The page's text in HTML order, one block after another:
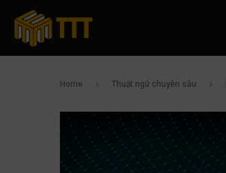
Home Thuật ngữ chuyên sâu